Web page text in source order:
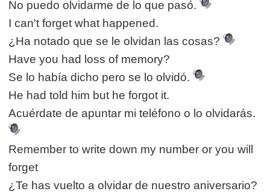
No puedo olvidarme de lo que pasó.
I can't forget what happened.
¿Ha notado que se le olvidan las cosas?
Have you had loss of memory?
Se lo había dicho pero se lo olvidó.
He had told him but he forgot it.
Acuérdate de apuntar mi teléfono o lo olvidarás.
Remember to write down my number or you will
forget
¿Te has vuelto a olvidar de nuestro aniversario?